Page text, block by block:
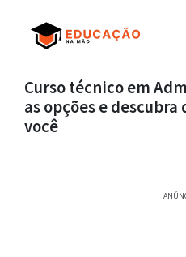
Curso técnico em
as opções e descubra
você